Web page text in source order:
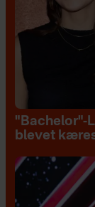
"Bachelor"-
blevet